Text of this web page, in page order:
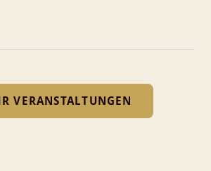
VERANSTALTUNGEN